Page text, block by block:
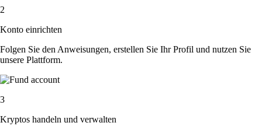
2
Konto einrichten
Folgen Sie den Anweisungen, erstellen Sie Ihr Profil und nutzen Sie
unsere Plattform.
3
Kryptos handeln und verwalten